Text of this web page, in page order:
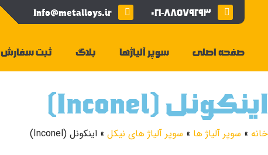
۰۲۱-۸۸۵۷۹۲۹۳ Info@metalloys.ir
صفحه اصلی سوپر آلیاژها بلاگ ثبت سفارش
اینکونل (Inconel)
خانه » سوپر آلیاژ ها » سوپر آلیاژ های نیکل » اینکونل (Inconel)